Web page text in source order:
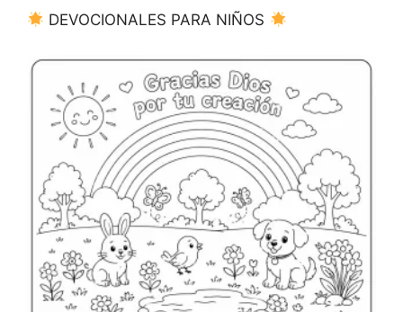
DEVOCIONALES PARA NIÑOS